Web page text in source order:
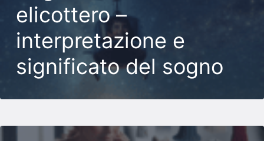
elicottero –
interpretazione e
significato del sogno